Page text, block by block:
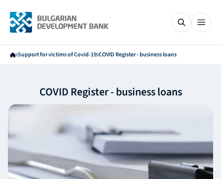
Support for victims of Covid-19 COVID Register - business loans
COVID Register - business loans